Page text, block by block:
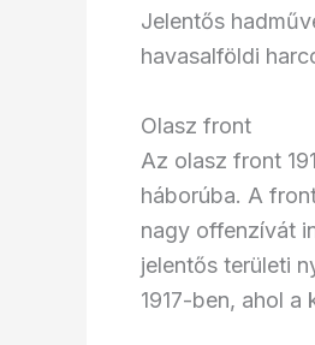
Jelentős
havasalföldi
Olasz front
Az olasz front
háborúba. A
nagy offenzívát
jelentős területi
1917-ben, ahol